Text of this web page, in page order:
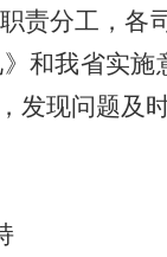
责分工，
和我省实
发现问题及时